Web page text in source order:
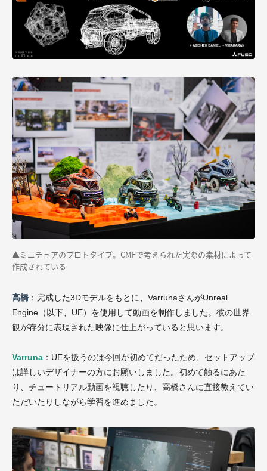
▲ミニチュアのプロトタイプ。CMFで考えられた実際の素材によって
作成されている
高橋 ：完成した3Dモデルをもとに、VarrunaさんがUnreal
Engine（以下、UE）を使用して動画を制作しました。彼の世界
観が存分に表現された映像に仕上がっていると思います。
Varruna ：UEを扱うのは今回が初めてだったため、セットアップ
は詳しいデザイナーの方にお願いしました。初めて触るにあた
り、チュートリアル動画を視聴したり、高橋さんに直接教えてい
ただいたりしながら学習を進めました。